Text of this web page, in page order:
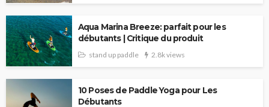
Aqua Marina Breeze: parfait pour les
débutants | Critique du produit
stand up paddle 2.8k views
10 Poses de Paddle Yoga pour Les
Débutants